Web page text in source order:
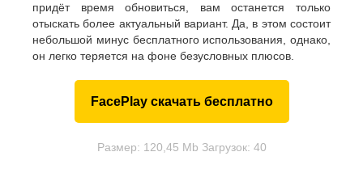
придёт время обновиться, вам останется только
отыскать более актуальный вариант. Да, в этом состоит
небольшой минус бесплатного использования, однако,
он легко теряется на фоне безусловных плюсов.
FacePlay скачать бесплатно
Размер: 120,45 Mb Загрузок: 40